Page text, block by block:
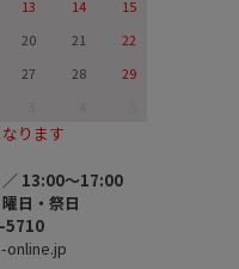
13 14
15
20 21
22
27 28
29
ります
13:00～17:00
日・祭日
5710
online.jp